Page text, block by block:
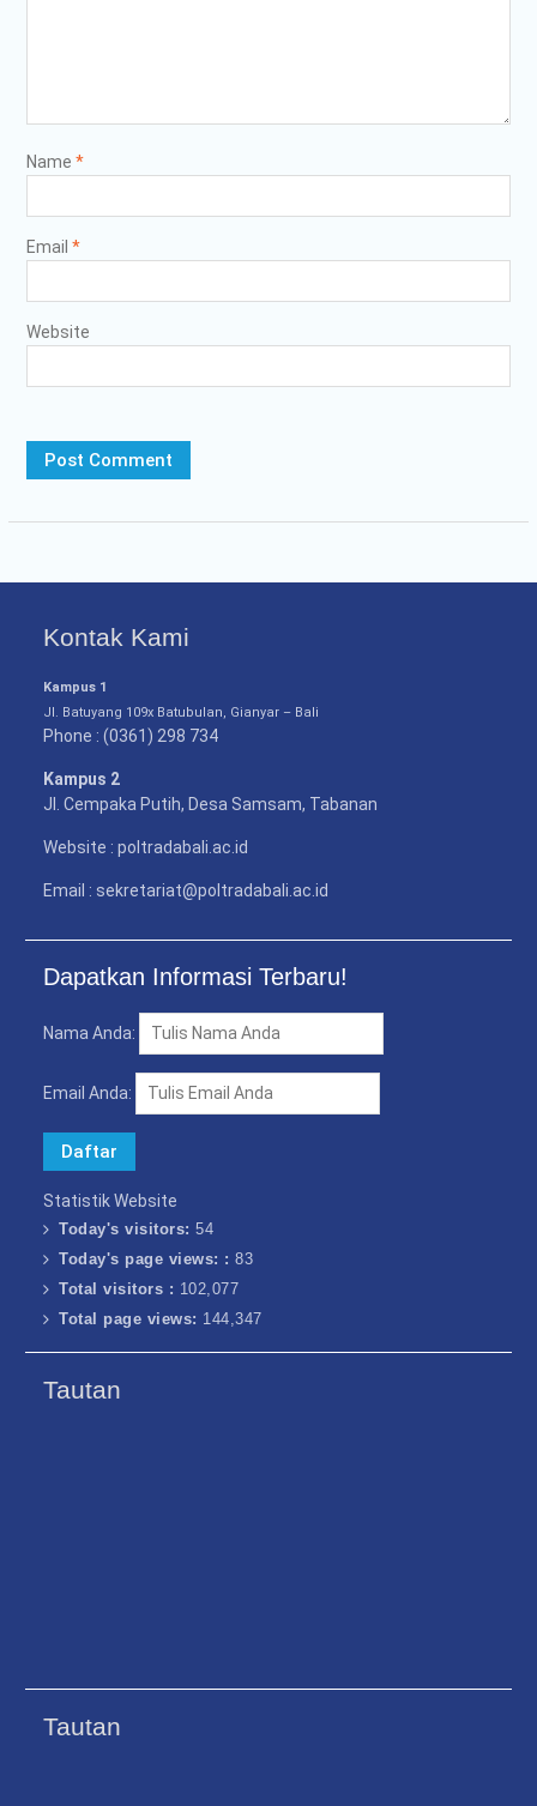
Name *
Email *
Website
Kontak Kami
Kampus 1
Jl. Batuyang 109x Batubulan, Gianyar – Bali
Phone : (0361) 298 734
Kampus 2
Jl. Cempaka Putih, Desa Samsam, Tabanan
Website : poltradabali.ac.id
Email : sekretariat@poltradabali.ac.id
Dapatkan Informasi Terbaru!
Nama Anda:
Email Anda:
Statistik Website
Today's visitors:54
Today's page views: :83
Total visitors : 102,077
Total page views: 144,347
Tautan
Tautan